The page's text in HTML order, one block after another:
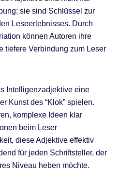
sie sind Schlüssel zur
Leseerlebnisses. Durch
können Autoren ihre
tiefere Verbindung zum Leser
Intelligenzadjektive eine
Kunst des “Klok” spielen.
komplexe Ideen klar
beim Leser
diese Adjektive effektiv
für jeden Schriftsteller, der
Niveau heben möchte.